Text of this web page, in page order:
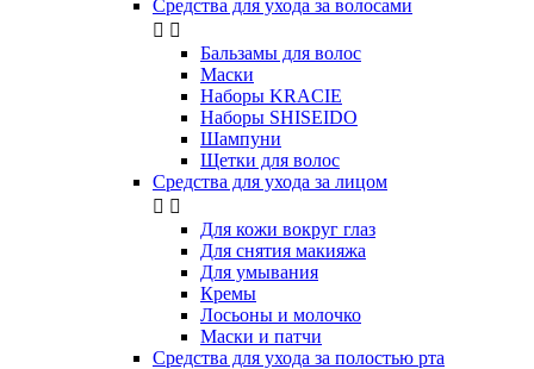
Средства для ухода за волосами
 
Бальзамы для волос
Маски
Наборы KRACIE
Наборы SHISEIDO
Шампуни
Щетки для волос
Средства для ухода за лицом
 
Для кожи вокруг глаз
Для снятия макияжа
Для умывания
Кремы
Лосьоны и молочко
Маски и патчи
Средства для ухода за полостью рта